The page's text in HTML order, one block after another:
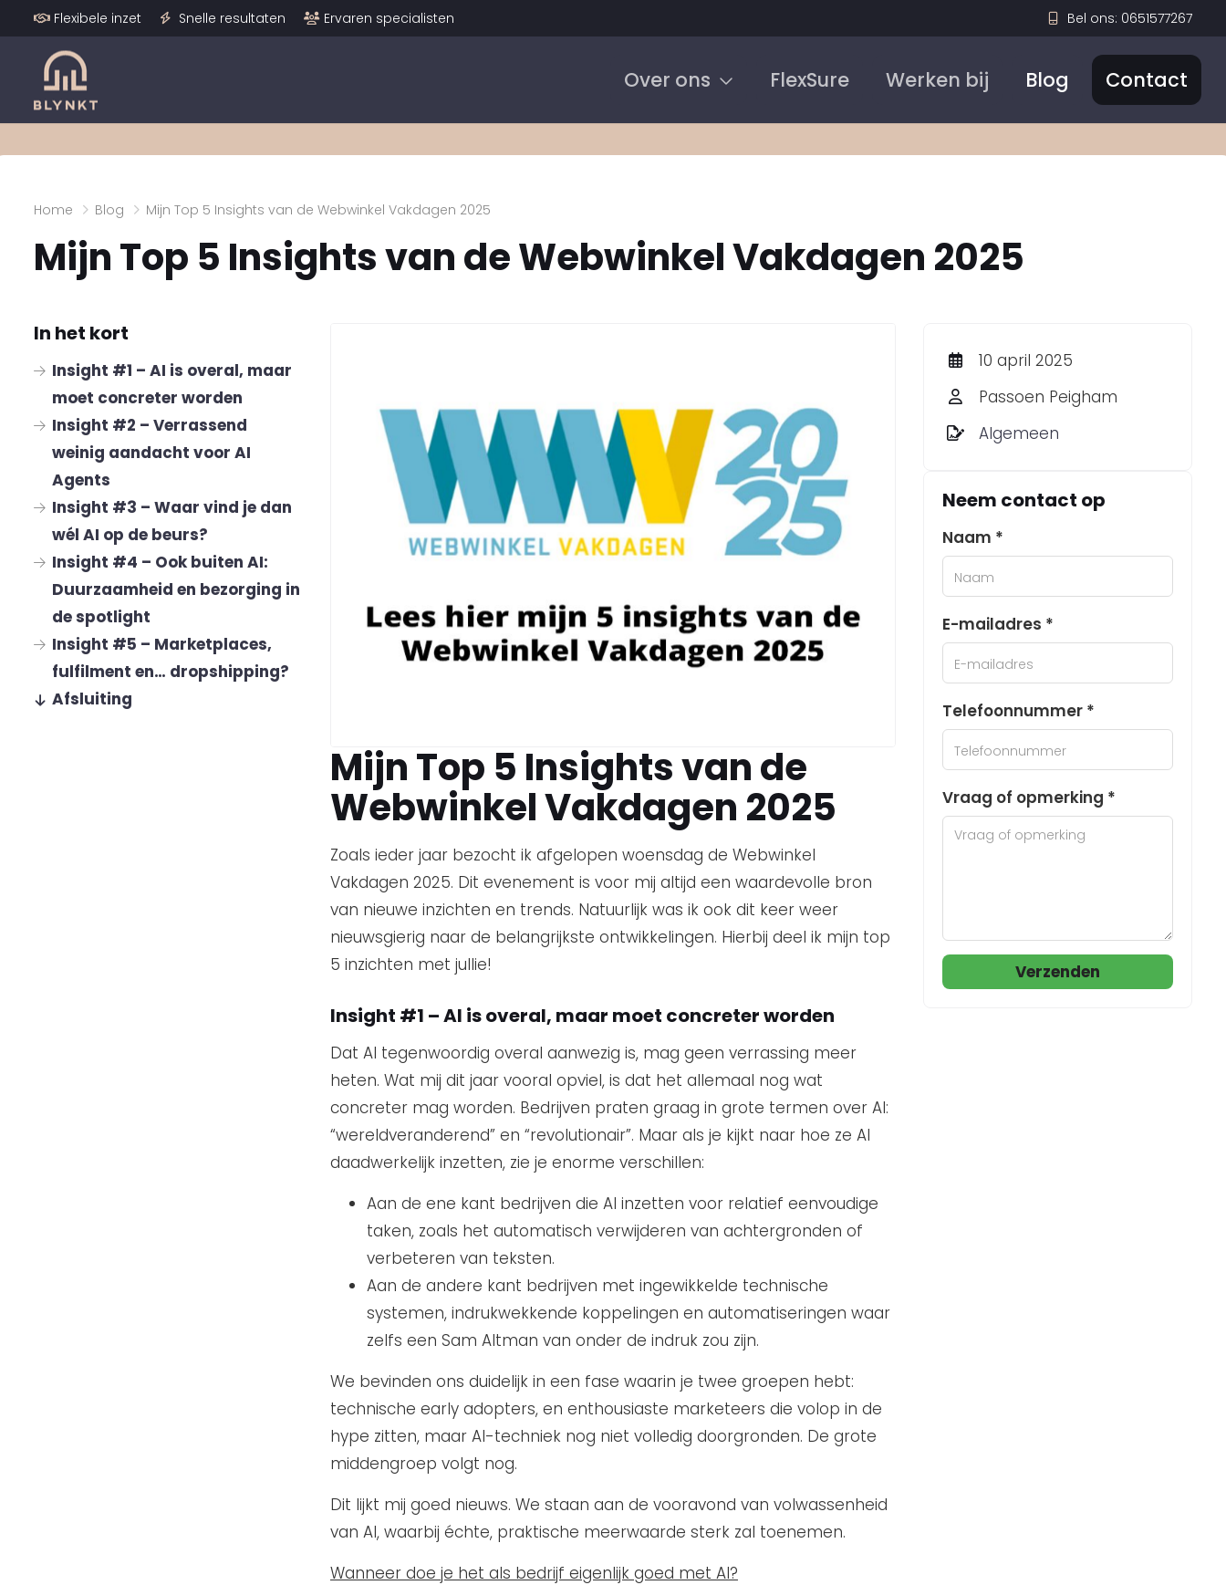
Home Blog Mijn Top 5 Insights van de Webwinkel Vakdagen 2025
Mijn Top 5 Insights van de Webwinkel Vakdagen 2025
In het kort
Insight #1 – AI is overal, maar
moet concreter worden
Insight #2 – Verrassend
weinig aandacht voor AI
Agents
Insight #3 – Waar vind je dan
wél AI op de beurs?
Insight #4 – Ook buiten AI:
Duurzaamheid en bezorging in
de spotlight
Insight #5 – Marketplaces,
fulfilment en… dropshipping?
Afsluiting
Mijn Top 5 Insights van de
Webwinkel Vakdagen 2025
Zoals ieder jaar bezocht ik afgelopen woensdag de Webwinkel
Vakdagen 2025. Dit evenement is voor mij altijd een waardevolle bron
van nieuwe inzichten en trends. Natuurlijk was ik ook dit keer weer
nieuwsgierig naar de belangrijkste ontwikkelingen. Hierbij deel ik mijn top
5 inzichten met jullie!
Insight #1 – AI is overal, maar moet concreter worden
Dat AI tegenwoordig overal aanwezig is, mag geen verrassing meer
heten. Wat mij dit jaar vooral opviel, is dat het allemaal nog wat
concreter mag worden. Bedrijven praten graag in grote termen over AI:
“wereldveranderend” en “revolutionair”. Maar als je kijkt naar hoe ze AI
daadwerkelijk inzetten, zie je enorme verschillen:
Aan de ene kant bedrijven die AI inzetten voor relatief eenvoudige
taken, zoals het automatisch verwijderen van achtergronden of
verbeteren van teksten.
Aan de andere kant bedrijven met ingewikkelde technische
systemen, indrukwekkende koppelingen en automatiseringen waar
zelfs een Sam Altman van onder de indruk zou zijn.
We bevinden ons duidelijk in een fase waarin je twee groepen hebt:
technische early adopters, en enthousiaste marketeers die volop in de
hype zitten, maar AI-techniek nog niet volledig doorgronden. De grote
middengroep volgt nog.
Dit lijkt mij goed nieuws. We staan aan de vooravond van volwassenheid
van AI, waarbij échte, praktische meerwaarde sterk zal toenemen.
Wanneer doe je het als bedrijf eigenlijk goed met AI?
10 april 2025
Passoen Peigham
Algemeen
Neem contact op
Naam *
E-mailadres *
Telefoonnummer *
Vraag of opmerking *
Verzenden
Flexibele inzet Snelle resultaten Ervaren specialisten Bel ons: 0651577267
Over ons FlexSure Werken bij Blog Contact